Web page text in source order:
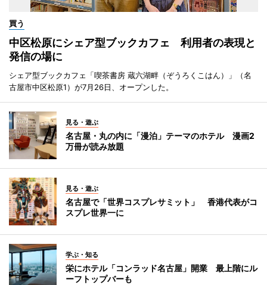
買う
中区松原にシェア型ブックカフェ 利用者の表現と
発信の場に
シェア型ブックカフェ「喫茶書房 蔵六湖畔（ぞうろくこはん）」（名
古屋市中区松原1）が7月26日、オープンした。
見る・遊ぶ
名古屋・丸の内に「漫泊」テーマのホテル 漫画2
万冊が読み放題
見る・遊ぶ
名古屋で「世界コスプレサミット」 香港代表がコ
スプレ世界一に
学ぶ・知る
栄にホテル「コンラッド名古屋」開業 最上階にル
ーフトップバーも